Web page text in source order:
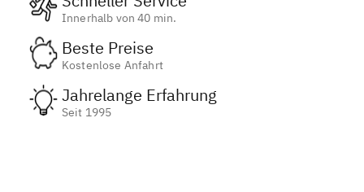
Innerhalb von 40 min.
Beste Preise
Kostenlose Anfahrt
Jahrelange Erfahrung
Seit 1995